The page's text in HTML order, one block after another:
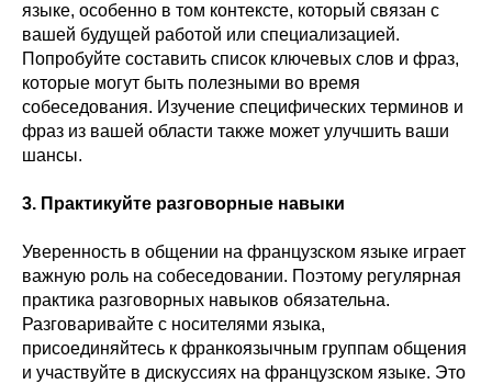
языке, особенно в том контексте, который связан с
вашей будущей работой или специализацией.
Попробуйте составить список ключевых слов и фраз,
которые могут быть полезными во время
собеседования. Изучение специфических терминов и
фраз из вашей области также может улучшить ваши
шансы.
3. Практикуйте разговорные навыки
Уверенность в общении на французском языке играет
важную роль на собеседовании. Поэтому регулярная
практика разговорных навыков обязательна.
Разговаривайте с носителями языка,
присоединяйтесь к франкоязычным группам общения
и участвуйте в дискуссиях на французском языке. Это